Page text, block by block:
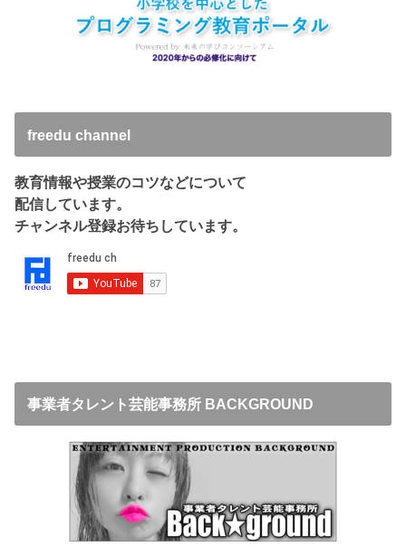
freedu channel
教育情報や授業のコツなどについて
配信しています。
チャンネル登録お待ちしています。
事業者タレント芸能事務所 BACKGROUND